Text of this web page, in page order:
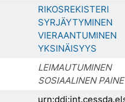
RIKOSREKISTERI
SYRJÄYTYMINEN
VIERAANTUMINEN
YKSINÄISYYS
LEIMAUTUMINEN
SOSIAALINEN PAINE